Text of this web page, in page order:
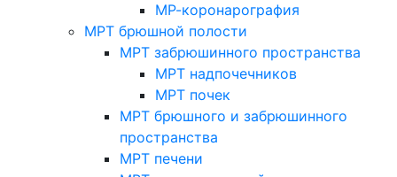
МР-коронарография
МРТ брюшной полости
МРТ забрюшинного пространства
МРТ надпочечников
МРТ почек
МРТ брюшного и забрюшинного
пространства
МРТ печени